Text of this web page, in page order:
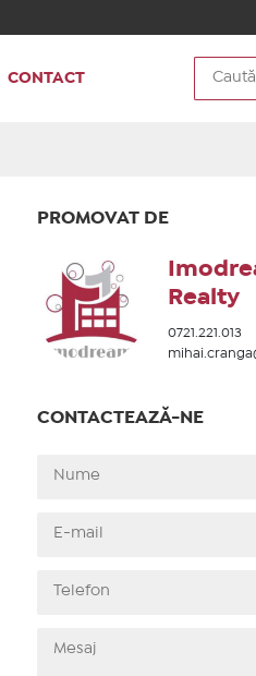
CONTACT
PROMOVAT DE
Realty
0721.221.013
CONTACTEAZĂ-NE